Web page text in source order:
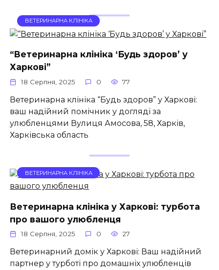
ВЕТЕРИНАРНА КЛІНІКА
“Ветеринарна клініка ‘Будь здоров’ у
Харкові”
18 Серпня, 2025 0 77
Ветеринарна клініка “Будь здоров” у Харкові:
ваш надійний помічник у догляді за
улюбленцями Вулиця Амосова, 58, Харків,
Харківська область
ВЕТЕРИНАРНА КЛІНІКА
Ветеринарна клініка у Харкові: турбота
про вашого улюбленця
18 Серпня, 2025 0 27
Ветеринарний домік у Харкові: Ваш надійний
партнер у турботі про домашніх улюбленців